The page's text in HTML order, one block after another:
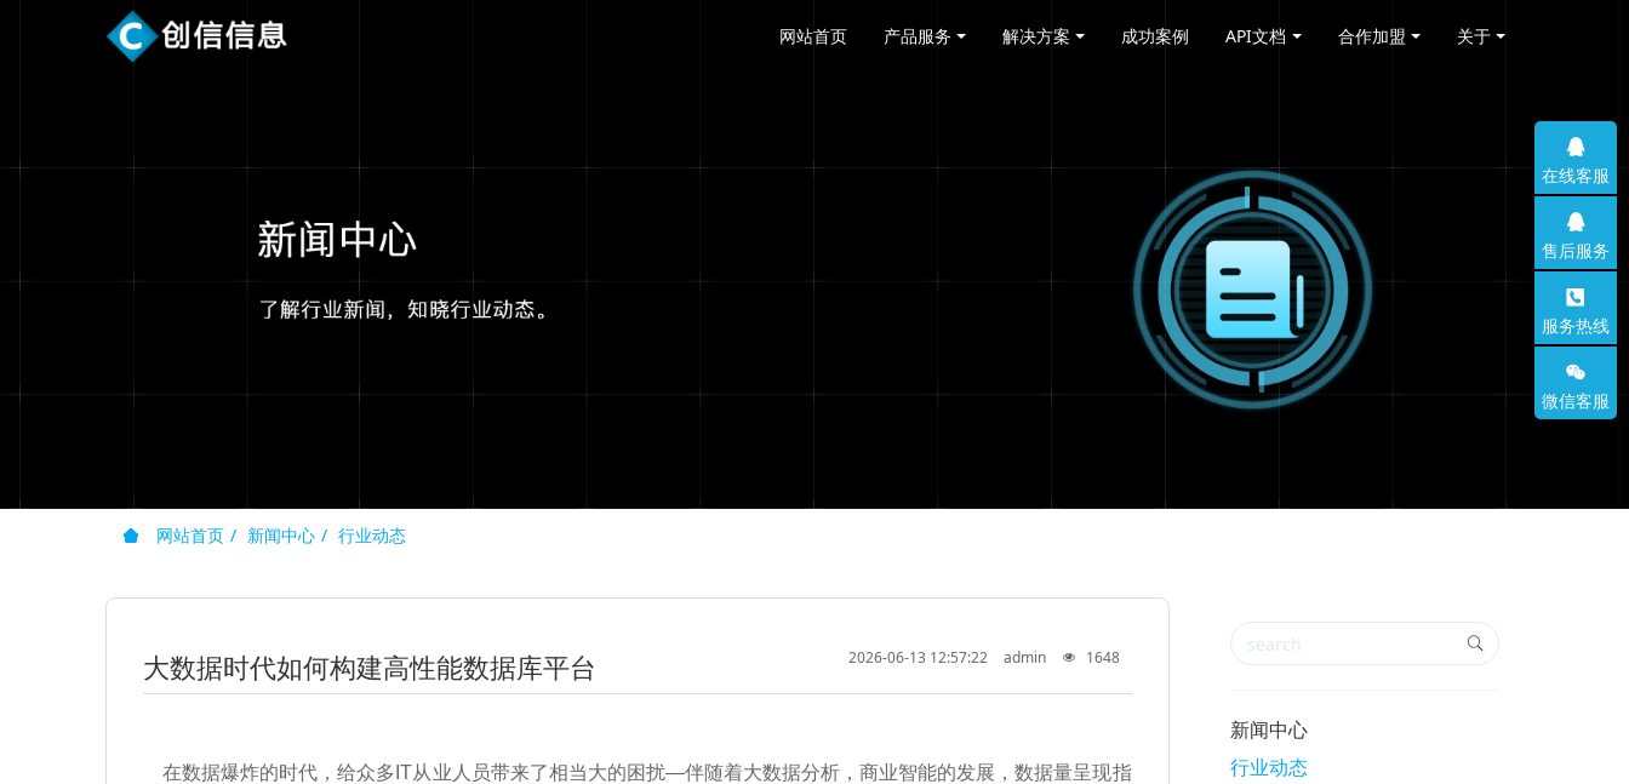
网站首页 产品服务 解决方案 成功案例 API文档 合作加盟 关于
网站首页 新闻中心 行业动态
大数据时代如何构建高性能数据库平台 2026-06-13 12:57:22 admin 1648
在数据爆炸的时代，给众多IT从业人员带来了相当大的困扰—伴随着大数据分析，商业智能的发展，数据量呈现指
新闻中心
行业动态
在线客服
售后服务
服务热线
微信客服